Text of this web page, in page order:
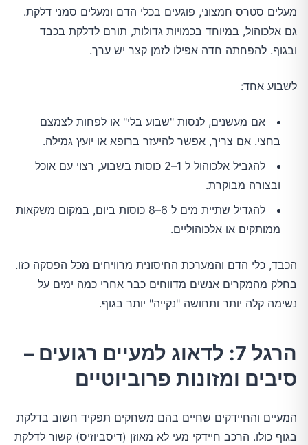
מעלים סטרס חמצוני, פוגעים בכלי הדם ומעלים סמני דלקת.
גם אלכוהול, במיוחד בכמויות גדולות, תורם לדלקת בכבד
ובגוף. להפחתה חדה אפילו לזמן קצר יש ערך.
לשבוע אחד:
אם מעשנים, לנסות "שבוע בלי" או לפחות לצמצם
בחצי. אם צריך, אפשר להיעזר ברופא או יועץ גמילה.
להגביל אלכוהול ל 1–2 כוסות בשבוע, רצוי עם אוכל
ובצורה מבוקרת.
להגדיל שתיית מים ל 6–8 כוסות ביום, במקום משקאות
ממותקים או אלכוהוליים.
הכבד, כלי הדם והמערכת החיסונית מרוויחים מכל הפסקה כזו.
בחלק מהמקרים אנשים מדווחים כבר אחרי כמה ימים על
נשימה קלה יותר ותחושה "נקייה" יותר בגוף.
הרגל 7: לדאוג למעיים רגועים –
סיבים ומזונות פרוביוטיים
המעיים והחיידקים שחיים בהם משחקים תפקיד חשוב בדלקת
בגוף כולו. הרכב חיידקי מעי לא מאוזן (דיסביוזיס) קשור לדלקת